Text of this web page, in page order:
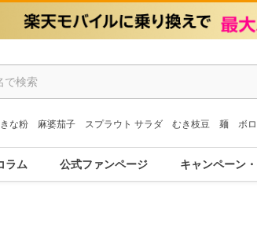
きな粉 麻婆茄子 スプラウト サラダ むき枝豆 麺 ボ
ラム 公式ファンページ キャンペーン